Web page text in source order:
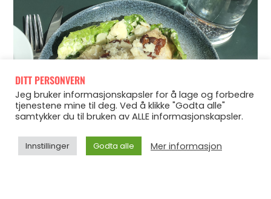
DITT PERSONVERN
Jeg bruker informasjonskapsler for å lage og forbedre
tjenestene mine til deg. Ved å klikke "Godta alle"
samtykker du til bruken av ALLE informasjonskapsler.
Innstillinger Godta alle Mer informasjon